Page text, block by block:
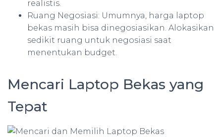
realistis.
Ruang Negosiasi: Umumnya, harga laptop
bekas masih bisa dinegosiasikan. Alokasikan
sedikit ruang untuk negosiasi saat
menentukan budget.
Mencari Laptop Bekas yang
Tepat